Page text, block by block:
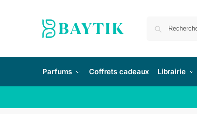
Parfums Coffrets cadeaux Librairie